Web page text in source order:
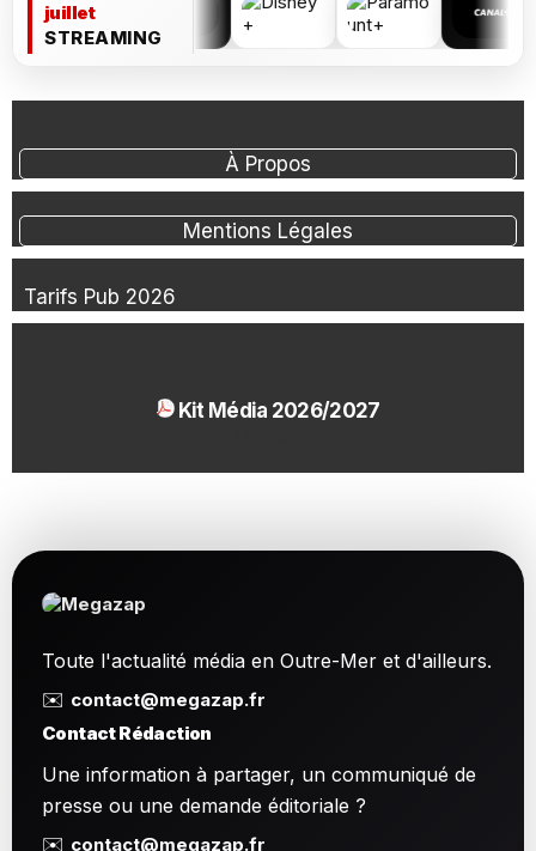
juillet
STREAMING
À Propos
Mentions Légales
Tarifs Pub 2026
Kit Média 2026/2027
Toute l'actualité média en Outre-Mer et d'ailleurs.
✉️ contact@megazap.fr
Contact Rédaction
Une information à partager, un communiqué de
presse ou une demande éditoriale ?
✉️ contact@megazap.fr